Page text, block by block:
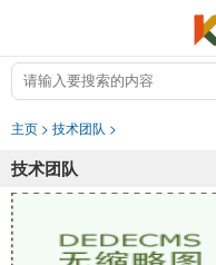
主页 > 技术团队 >
技术团队